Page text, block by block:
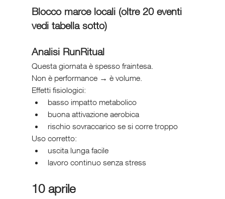
Blocco marce locali (oltre 20 eventi
vedi tabella sotto)
Analisi RunRitual
Questa giornata è spesso fraintesa.
Non è performance → è volume.
Effetti fisiologici:
basso impatto metabolico
buona attivazione aerobica
rischio sovraccarico se si corre troppo
Uso corretto:
uscita lunga facile
lavoro continuo senza stress
10 aprile